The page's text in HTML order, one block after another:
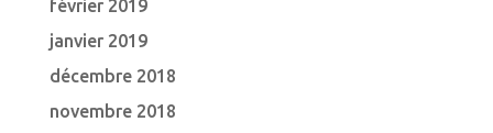
février 2019
janvier 2019
décembre 2018
novembre 2018